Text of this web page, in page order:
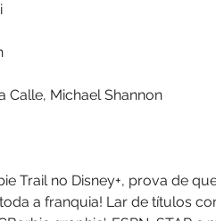
Calle, Michael Shannon
Trail no Disney+, prova de
a franquia! Lar de títulos